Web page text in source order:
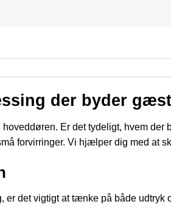
der byder
Er det tydeligt, hvem
forvirringer. Vi hjælper dig med at
det vigtigt at tænke på både udtryk